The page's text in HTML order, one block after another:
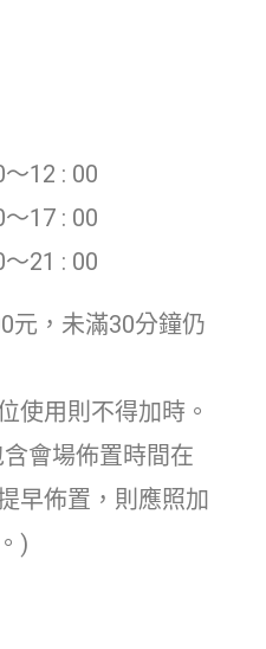
12 : 00
17 : 00
21 : 00
元，未滿30分鐘仍
使用則不得加時。
會場佈置時間在
早佈置，則應照加
)